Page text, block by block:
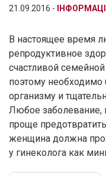
21.09.2016 -
В настоящее время
репродуктивное
счастливой
поэтому необходимо
организму и
Любое заболевание,
проще
женщина должна
у гинеколога как